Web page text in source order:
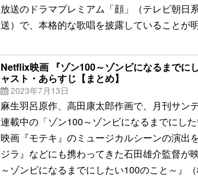
放送のドラマプレミアム「顔」（テレビ朝日
送）で、本格的な歌唱を披露していることが
Netflix映画 『ゾン100～ゾンビになるまでに
ャスト・あらすじ【まとめ】
2023年7月13日
麻生羽呂原作、高田康太郎作画で、月刊サン
連載中の「ゾン100～ゾンビになるまでにした
映画『モテキ』のミュージカルシーンの演出
ジラ』などにも携わってきた石田雄介監督が
～ゾンビになるまでにしたい100のこと～』